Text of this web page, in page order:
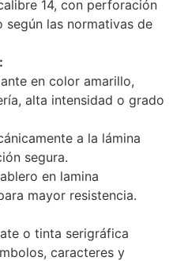
14, con perforación
según las normativas de
en color amarillo,
alta intensidad o grado
a la lámina
segura.
en lamina
mayor resistencia.
o tinta serigráfica
caracteres y